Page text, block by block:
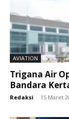
AVIATION
Trigana Air
Bandara
Redaksi - 15 Maret